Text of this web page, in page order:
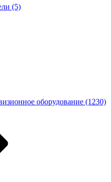
(5)
оборудование (1230)